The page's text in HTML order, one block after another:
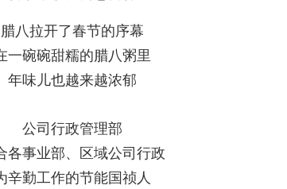
腊八拉开了春节的序幕
一碗碗甜糯的腊八粥里
年味儿也越来越浓郁
公司行政管理部
各事业部、区域公司行政
辛勤工作的节能国祯人